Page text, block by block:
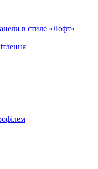
в стиле «Лофт»